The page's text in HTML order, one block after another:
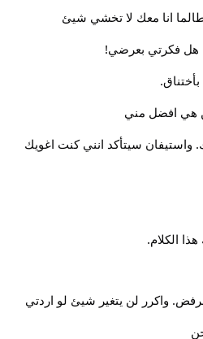
انا معك لا تخشي شيئ
هل فكرتي بعرضي!
هي افضل مني
واستيفان سيتأكد انني كنت اغويك
الكلام.
واكرر لن يتغير شيئ لو اردتي